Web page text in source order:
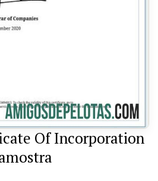
Of Incorporation